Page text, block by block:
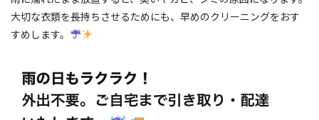
大切な衣類を長持ちさせるためにも、早めのクリーニングをおす
すめします。